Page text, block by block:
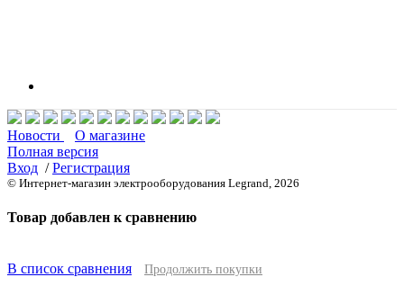
Новости
О магазине
Полная версия
Вход /Регистрация
© Интернет-магазин электрооборудования Legrand, 2026
Товар добавлен к сравнению
В список сравнения Продолжить покупки